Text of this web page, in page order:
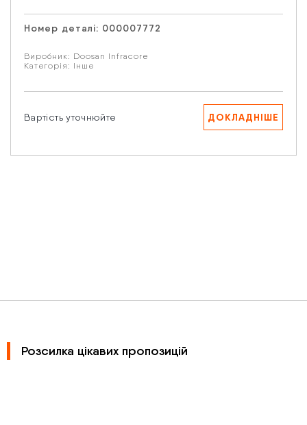
Номер деталі: 000007772
Виробник: Doosan Infracore
Категорія: Інше
Вартість уточнюйте ДОКЛАДНІШЕ
Розсилка цікавих пропозицій
Ваше запитання
Натискаючи кнопку “Надіслати” Ви даєте згоду на